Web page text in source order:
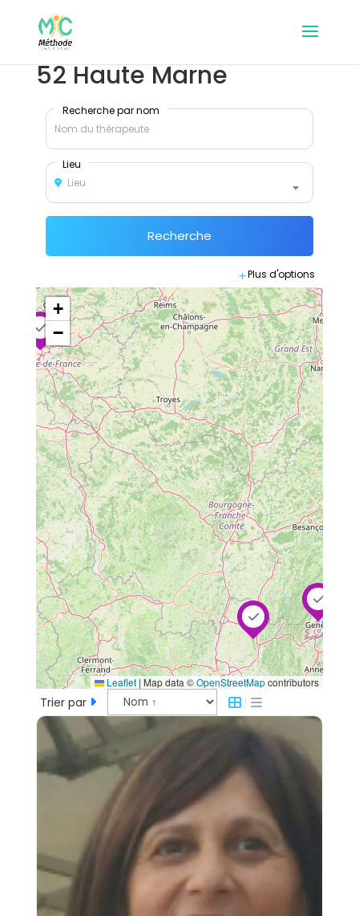
52 Haute Marne
Recherche par nom
Lieu
Lieu
Recherche
Plus d'options
+
−
Leaflet | Map data ©OpenStreetMapcontributors
Trier par